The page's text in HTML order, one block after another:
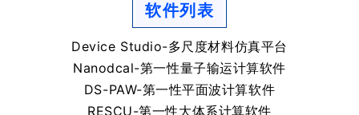
软件列表
Device Studio-多尺度材料仿真平台
Nanodcal-第一性量子输运计算软件
DS-PAW-第一性平面波计算软件
RESCU-第一性大体系计算软件